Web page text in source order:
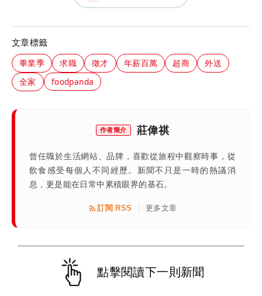
文章標籤
畢業季 求職 徵才 年薪百萬 超商
外送
全家
foodpanda
作者簡介 莊偉祺
曾任職於生活網站、品牌，喜歡從旅程中觀察時事，從
飲食感受每個人不同經歷。新聞不只是一時的熱議消
息，更是能在日常中累積眼界的基石。
訂閱 RSS 更多文章
點擊閱讀下一則新聞